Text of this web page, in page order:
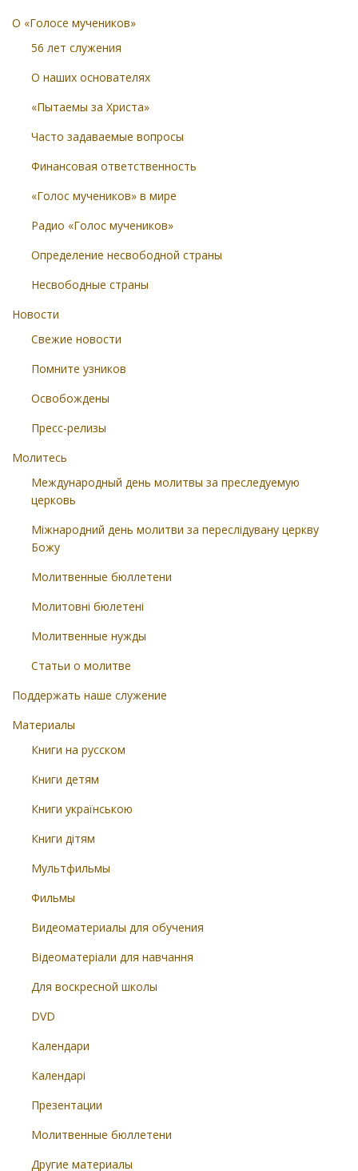
О «Голосе мучеников»
56 лет служения
О наших основателях
«Пытаемы за Христа»
Часто задаваемые вопросы
Финансовая ответственность
«Голос мучеников» в мире
Радио «Голос мучеников»
Определение несвободной страны
Несвободные страны
Новости
Свежие новости
Помните узников
Освобождены
Пресс-релизы
Молитесь
Международный день молитвы за преследуемую
церковь
Міжнародний день молитви за переслідувану церкву
Божу
Молитвенные бюллетени
Молитовні бюлетені
Молитвенные нужды
Статьи о молитве
Поддержать наше служение
Материалы
Книги на русском
Книги детям
Книги українською
Книги дітям
Мультфильмы
Фильмы
Видеоматериалы для обучения
Відеоматеріали для навчання
Для воскресной школы
DVD
Календари
Календарі
Презентации
Молитвенные бюллетени
Другие материалы